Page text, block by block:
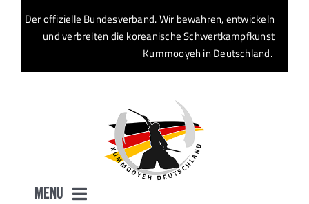
Der offizielle Bundesverband. Wir bewahren, entwickeln
und verbreiten die koreanische Schwertkampfkunst
Kummooyeh in Deutschland.
Menu